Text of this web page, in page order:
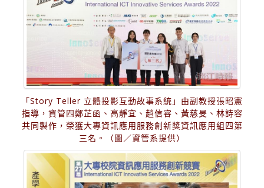
「Story Teller 立體投影互動故事系統」由副教授張昭憲
指導，資管四鄭芷函、高靜宜、趙信睿、黃慈旻、林詩容
共同製作，榮獲大專資訊應用服務創新獎資訊應用組四第
三名。（圖／資管系提供）